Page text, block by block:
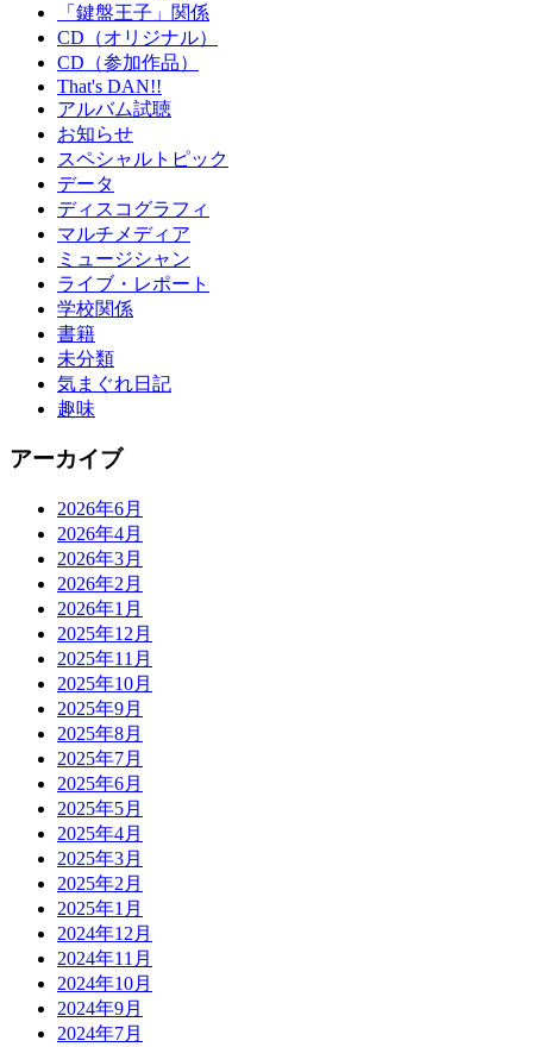
「鍵盤王子」関係
CD（オリジナル）
CD（参加作品）
That's DAN!!
アルバム試聴
お知らせ
スペシャルトピック
データ
ディスコグラフィ
マルチメディア
ミュージシャン
ライブ・レポート
学校関係
書籍
未分類
気まぐれ日記
趣味
アーカイブ
2026年6月
2026年4月
2026年3月
2026年2月
2026年1月
2025年12月
2025年11月
2025年10月
2025年9月
2025年8月
2025年7月
2025年6月
2025年5月
2025年4月
2025年3月
2025年2月
2025年1月
2024年12月
2024年11月
2024年10月
2024年9月
2024年7月